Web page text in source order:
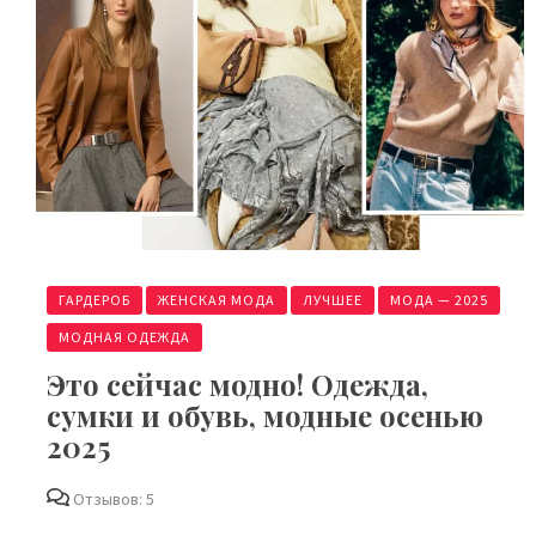
ГАРДЕРОБ ЖЕНСКАЯ МОДА ЛУЧШЕЕ МОДА — 2025
МОДНАЯ ОДЕЖДА
Это сейчас модно! Одежда,
сумки и обувь, модные осенью
2025
Отзывов: 5